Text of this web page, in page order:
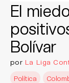
El
Bolívar
por La Liga
Política